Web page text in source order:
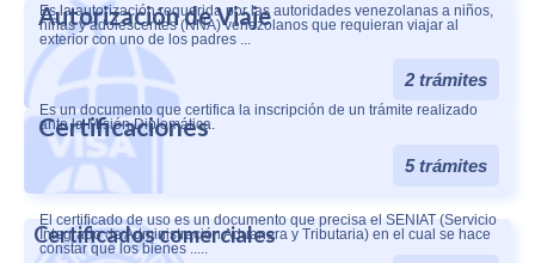
Autorización de Viaje
Es la autorización requerida por las autoridades venezolanas a niños,
niñas y adolescentes (NNA) venezolanos que requieran viajar al
exterior con uno de los padres ...
2 trámites
Certificaciones
Es un documento que certifica la inscripción de un trámite realizado
ante la Misión Diplomática.
5 trámites
Certificados comerciales
El certificado de uso es un documento que precisa el SENIAT (Servicio
Integrado de Administración Aduanera y Tributaria) en el cual se hace
constar que los bienes .....